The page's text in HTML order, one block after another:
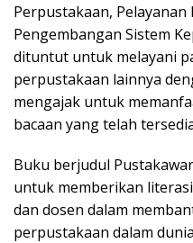
Perpustakaan,
Pengembangan Sistem
dituntut untuk melayani
perpustakaan lainnya
mengajak untuk
bacaan yang telah
Buku berjudul
untuk memberikan
dan dosen dalam
perpustakaan dalam